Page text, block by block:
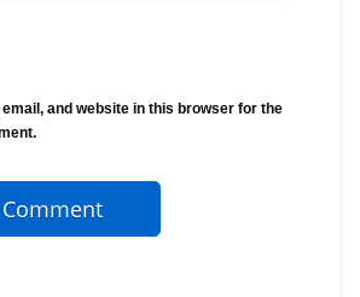
and website in this browser for the